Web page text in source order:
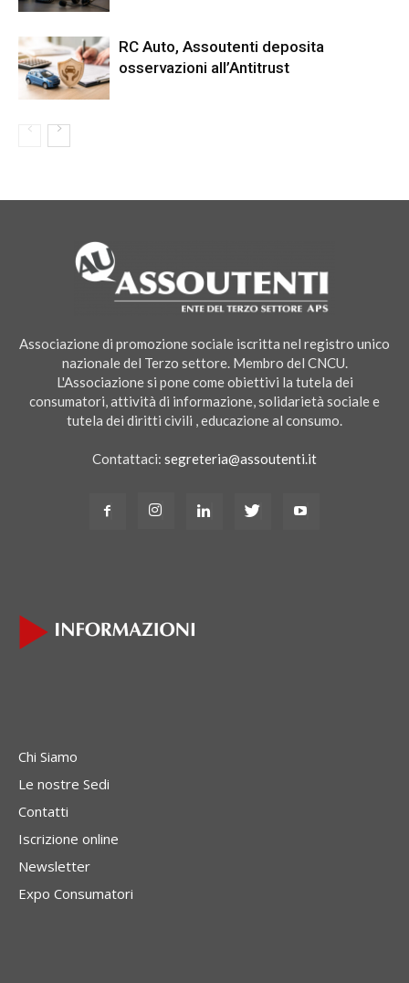
RC Auto, Assoutenti deposita
osservazioni all’Antitrust
Associazione di promozione sociale iscritta nel registro unico
nazionale del Terzo settore. Membro del CNCU.
L'Associazione si pone come obiettivi la tutela dei
consumatori, attività di informazione, solidarietà sociale e
tutela dei diritti civili , educazione al consumo.
Contattaci: segreteria@assoutenti.it
Chi Siamo
Le nostre Sedi
Contatti
Iscrizione online
Newsletter
Expo Consumatori